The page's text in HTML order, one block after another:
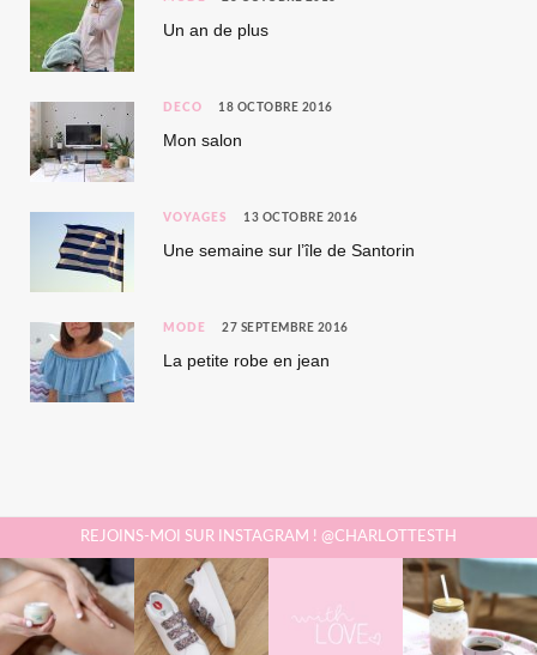
Un an de plus
DÉCO 18 OCTOBRE 2016
Mon salon
VOYAGES 13 OCTOBRE 2016
Une semaine sur l’île de Santorin
MODE 27 SEPTEMBRE 2016
La petite robe en jean
REJOINS-MOI SUR INSTAGRAM ! @CHARLOTTESTH